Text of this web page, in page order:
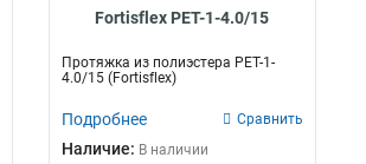
Fortisflex PET-1-4.0/15
Протяжка из полиэстера PET-1-
4.0/15 (Fortisflex)
Подробнее Сравнить
Наличие: В наличии